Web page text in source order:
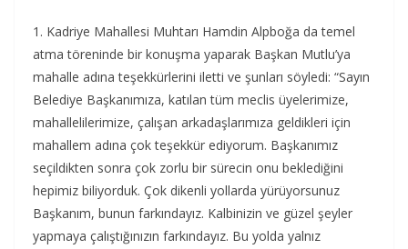
1. Kadriye Mahallesi Muhtarı Hamdin Alpboğa da temel
atma töreninde bir konuşma yaparak Başkan Mutlu’ya
mahalle adına teşekkürlerini iletti ve şunları söyledi: “Sayın
Belediye Başkanımıza, katılan tüm meclis üyelerimize,
mahallelilerimize, çalışan arkadaşlarımıza geldikleri için
mahallem adına çok teşekkür ediyorum. Başkanımız
seçildikten sonra çok zorlu bir sürecin onu beklediğini
hepimiz biliyorduk. Çok dikenli yollarda yürüyorsunuz
Başkanım, bunun farkındayız. Kalbinizin ve güzel şeyler
yapmaya çalıştığınızın farkındayız. Bu yolda yalnız